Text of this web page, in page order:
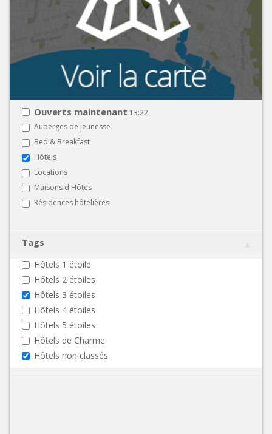
Ouverts maintenant 13:22
Auberges de jeunesse
Bed & Breakfast
Hôtels
Locations
Maisons d'Hôtes
Résidences hôtelières
Tags
Hôtels 1 étoile
Hôtels 2 étoiles
Hôtels 3 étoiles
Hôtels 4 étoiles
Hôtels 5 étoiles
Hôtels de Charme
Hôtels non classés